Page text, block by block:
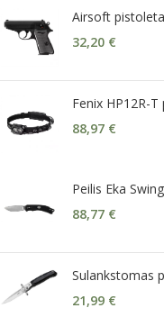
Airsoft
32,20 €
Fenix HP12R-
88,97 €
Peilis Eka
88,77 €
Sulankstomas
21,99 €